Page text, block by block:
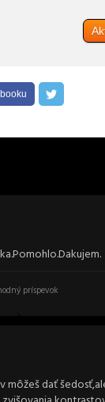
príspevok
môžeš dať